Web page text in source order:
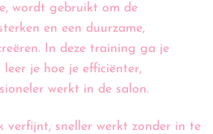
wordt gebruikt om de
en een duurzame,
In deze training ga je
je hoe je efficiënter,
werkt in de salon.
verfijnt, sneller werkt zonder in te